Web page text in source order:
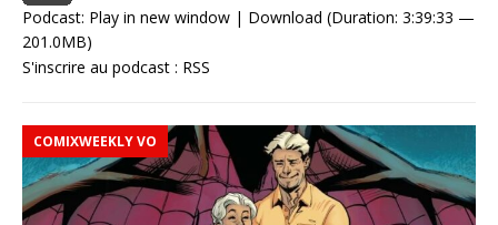
Podcast: Play in new window | Download (Duration: 3:39:33 —
201.0MB)
S'inscrire au podcast : RSS
COMIXWEEKLY VO